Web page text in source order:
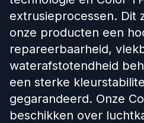
extrusieprocessen. Dit
onze producten een
repareerbaarheid,
waterafstotendheid
een sterke
gegarandeerd. Onze
beschikken over